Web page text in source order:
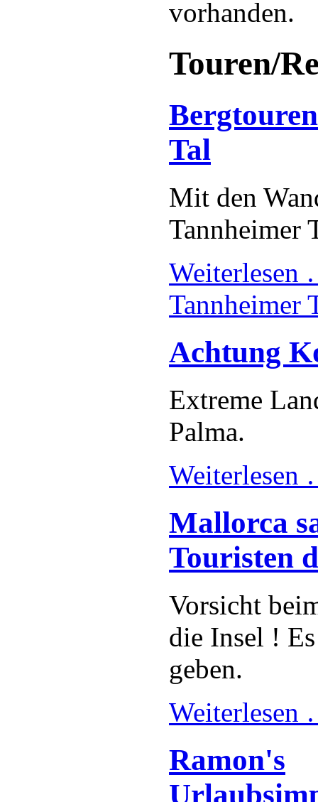
vorhanden.
Touren/
Tal
Mit den
Tannheimer
Tannheimer
Achtung
Extreme
Palma.
Weiterlesen
Mallorca
Touristen
Vorsicht
die Insel !
geben.
Weiterlesen
Ramon's